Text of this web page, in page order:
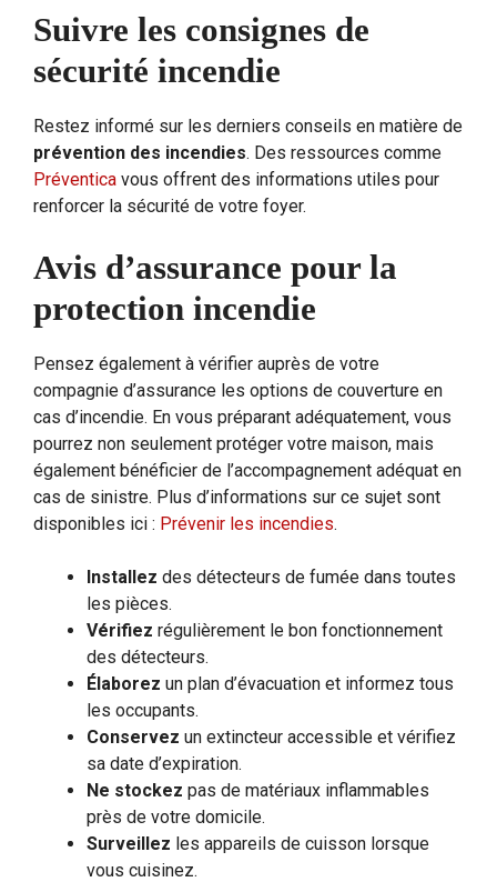
Suivre les consignes de
sécurité incendie
Restez informé sur les derniers conseils en matière de
prévention des incendies. Des ressources comme
Préventica vous offrent des informations utiles pour
renforcer la sécurité de votre foyer.
Avis d’assurance pour la
protection incendie
Pensez également à vérifier auprès de votre
compagnie d’assurance les options de couverture en
cas d’incendie. En vous préparant adéquatement, vous
pourrez non seulement protéger votre maison, mais
également bénéficier de l’accompagnement adéquat en
cas de sinistre. Plus d’informations sur ce sujet sont
disponibles ici : Prévenir les incendies.
Installez des détecteurs de fumée dans toutes
les pièces.
Vérifiez régulièrement le bon fonctionnement
des détecteurs.
Élaborez un plan d’évacuation et informez tous
les occupants.
Conservez un extincteur accessible et vérifiez
sa date d’expiration.
Ne stockez pas de matériaux inflammables
près de votre domicile.
Surveillez les appareils de cuisson lorsque
vous cuisinez.